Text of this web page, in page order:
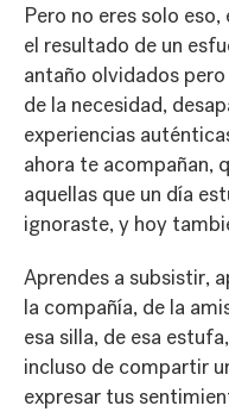
Pero no eres solo
el resultado de un
antaño olvidados
de la necesidad,
experiencias
ahora te acompañan,
aquellas que un día
ignoraste, y hoy
Aprendes a subsistir,
la compañía, de la
esa silla, de esa
incluso de compartir
expresar tus